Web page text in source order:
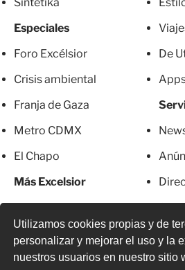
Utilizamos cookies propias y de
personalizar y mejorar el uso y la
nuestros usuarios en nuestro sitio
Sintetika
Especiales
Foro Excélsior
Crisis ambiental
Franja de Gaza
Metro CDMX
El Chapo
Más Excelsior
De
© 2026 Todos los derechos reservados.
o parcial, incluyendo cualquier